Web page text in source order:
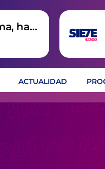
hay
ACTUALIDAD